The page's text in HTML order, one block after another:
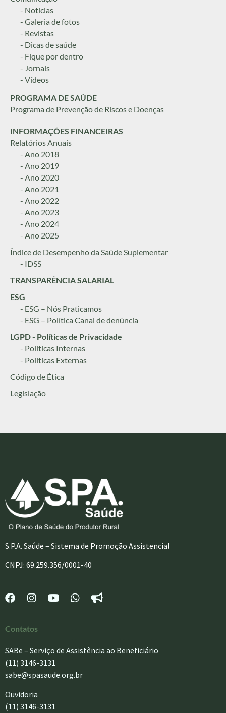
- Notícias
- Galeria de fotos
- Revistas
- Dicas de saúde
- Fique por dentro
- Jornais
- Vídeos
PROGRAMA DE SAÚDE
Programa de Prevenção de Riscos e Doenças
INFORMAÇÕES FINANCEIRAS
Relatórios Anuais
- Ano 2018
- Ano 2019
- Ano 2020
- Ano 2021
- Ano 2022
- Ano 2023
- Ano 2024
- Ano 2025
Índice de Desempenho da Saúde Suplementar
- IDSS
TRANSPARÊNCIA SALARIAL
ESG
- ESG – Nós Praticamos
- ESG – Política Canal de denúncia
LGPD - Políticas de Privacidade
- Políticas Internas
- Políticas Externas
Código de Ética
Legislação
S.P.A. Saúde – Sistema de Promoção Assistencial
CNPJ: 69.259.356/0001-40
Contatos
SABe – Serviço de Assistência ao Beneficiário
(11) 3146-3131
sabe@spasaude.org.br
Ouvidoria
(11) 3146-3131